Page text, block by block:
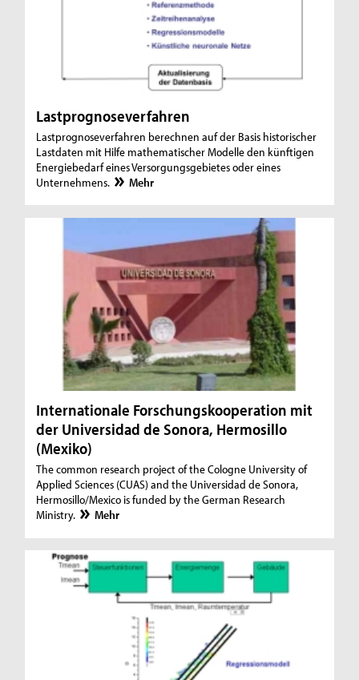
Lastprognoseverfahren
Lastprognoseverfahren berechnen auf der Basis historischer
Lastdaten mit Hilfe mathematischer Modelle den künftigen
Energiebedarf eines Versorgungsgebietes oder eines
Unternehmens.
Mehr
Internationale Forschungskooperation mit
der Universidad de Sonora, Hermosillo
(Mexiko)
The common research project of the Cologne University of
Applied Sciences (CUAS) and the Universidad de Sonora,
Hermosillo/Mexico is funded by the German Research
Ministry.
Mehr